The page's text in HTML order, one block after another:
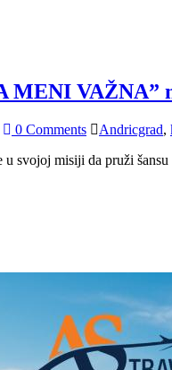
VAŽNA”
0 Comments Andricgrad,
svojoj misiji da pruži